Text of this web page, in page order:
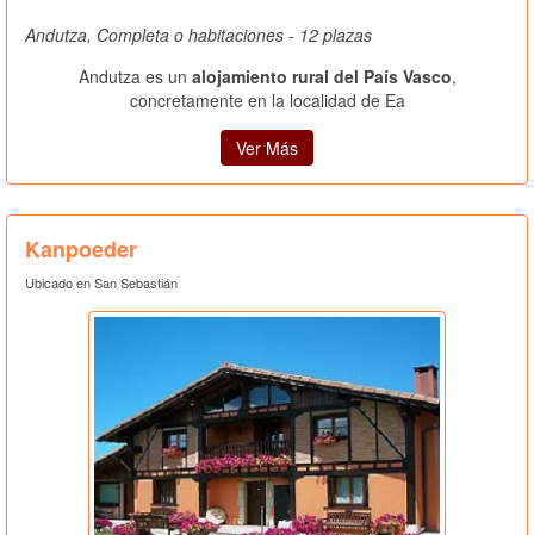
Andutza, Completa o habitaciones - 12 plazas
Andutza es un alojamiento rural del País Vasco,
concretamente en la localidad de Ea
Ver Más
Kanpoeder
Ubicado en San Sebastián